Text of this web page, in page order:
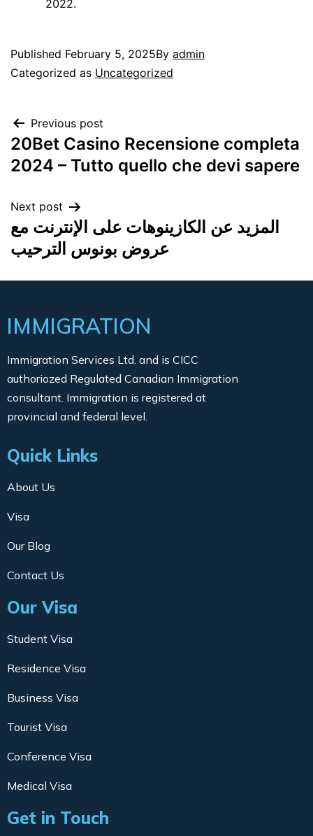
2022.
Published February 5, 2025By admin
Categorized as Uncategorized
Previous post
20Bet Casino Recensione completa
2024 – Tutto quello che devi sapere
Next post
المزيد عن الكازينوهات على الإنترنت مع
عروض بونوس الترحيب
IMMIGRATION
Immigration Services Ltd. and is CICC
authoriozed Regulated Canadian Immigration
consultant. Immigration is registered at
provincial and federal level.
Quick Links
About Us
Visa
Our Blog
Contact Us
Our Visa
Student Visa
Residence Visa
Business Visa
Tourist Visa
Conference Visa
Medical Visa
Get in Touch